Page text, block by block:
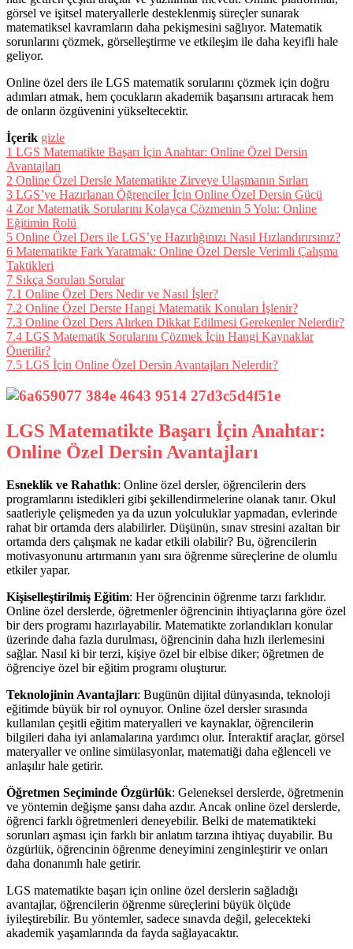
görsel ve işitsel materyallerle desteklenmiş süreçler sunarak
matematiksel kavramların daha pekişmesini sağlıyor. Matematik
sorunlarını çözmek, görselleştirme ve etkileşim ile daha keyifli hale
geliyor.
Online özel ders ile LGS matematik sorularını çözmek için doğru
adımları atmak, hem çocukların akademik başarısını artıracak hem
de onların özgüvenini yükseltecektir.
İçerik gizle
1 LGS Matematikte Başarı İçin Anahtar: Online Özel Dersin
Avantajları
2 Online Özel Dersle Matematikte Zirveye Ulaşmanın Sırları
3 LGS’ye Hazırlanan Öğrenciler İçin Online Özel Dersin Gücü
4 Zor Matematik Sorularını Kolayca Çözmenin 5 Yolu: Online
Eğitimin Rolü
5 Online Özel Ders ile LGS’ye Hazırlığınızı Nasıl Hızlandırırsınız?
6 Matematikte Fark Yaratmak: Online Özel Dersle Verimli Çalışma
Taktikleri
7 Sıkça Sorulan Sorular
7.1 Online Özel Ders Nedir ve Nasıl İşler?
7.2 Online Özel Derste Hangi Matematik Konuları İşlenir?
7.3 Online Özel Ders Alırken Dikkat Edilmesi Gerekenler Nelerdir?
7.4 LGS Matematik Sorularını Çözmek İçin Hangi Kaynaklar
Önerilir?
7.5 LGS İçin Online Özel Dersin Avantajları Nelerdir?
LGS Matematikte Başarı İçin Anahtar:
Online Özel Dersin Avantajları
Esneklik ve Rahatlık: Online özel dersler, öğrencilerin ders
programlarını istedikleri gibi şekillendirmelerine olanak tanır. Okul
saatleriyle çelişmeden ya da uzun yolculuklar yapmadan, evlerinde
rahat bir ortamda ders alabilirler. Düşünün, sınav stresini azaltan bir
ortamda ders çalışmak ne kadar etkili olabilir? Bu, öğrencilerin
motivasyonunu artırmanın yanı sıra öğrenme süreçlerine de olumlu
etkiler yapar.
Kişiselleştirilmiş Eğitim: Her öğrencinin öğrenme tarzı farklıdır.
Online özel derslerde, öğretmenler öğrencinin ihtiyaçlarına göre özel
bir ders programı hazırlayabilir. Matematikte zorlandıkları konular
üzerinde daha fazla durulması, öğrencinin daha hızlı ilerlemesini
sağlar. Nasıl ki bir terzi, kişiye özel bir elbise diker; öğretmen de
öğrenciye özel bir eğitim programı oluşturur.
Teknolojinin Avantajları: Bugünün dijital dünyasında, teknoloji
eğitimde büyük bir rol oynuyor. Online özel dersler sırasında
kullanılan çeşitli eğitim materyalleri ve kaynaklar, öğrencilerin
bilgileri daha iyi anlamalarına yardımcı olur. İnteraktif araçlar, görsel
materyaller ve online simülasyonlar, matematiği daha eğlenceli ve
anlaşılır hale getirir.
Öğretmen Seçiminde Özgürlük: Geleneksel derslerde, öğretmenin
ve yöntemin değişme şansı daha azdır. Ancak online özel derslerde,
öğrenci farklı öğretmenleri deneyebilir. Belki de matematikteki
sorunları aşması için farklı bir anlatım tarzına ihtiyaç duyabilir. Bu
özgürlük, öğrencinin öğrenme deneyimini zenginleştirir ve onları
daha donanımlı hale getirir.
LGS matematikte başarı için online özel derslerin sağladığı
avantajlar, öğrencilerin öğrenme süreçlerini büyük ölçüde
iyileştirebilir. Bu yöntemler, sadece sınavda değil, gelecekteki
akademik yaşamlarında da fayda sağlayacaktır.